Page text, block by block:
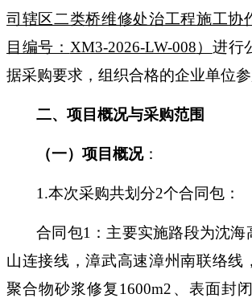
司辖区二类桥维修处治工程施工协
目编号： XM3-2026-LW-008） 进行
据采购要求，组织合格的企业单位参
二、项目概况与采购范围
（一）项目概况：
1.本次采购共划分2个合同包 ：
合同包1：主要实施路段为沈海
山连接线，漳武高速漳州南联络线，
聚合物砂浆修复1600m2、表面封